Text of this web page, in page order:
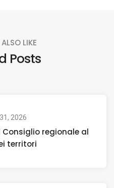
LIKE
Posts
2026
regionale al
territori